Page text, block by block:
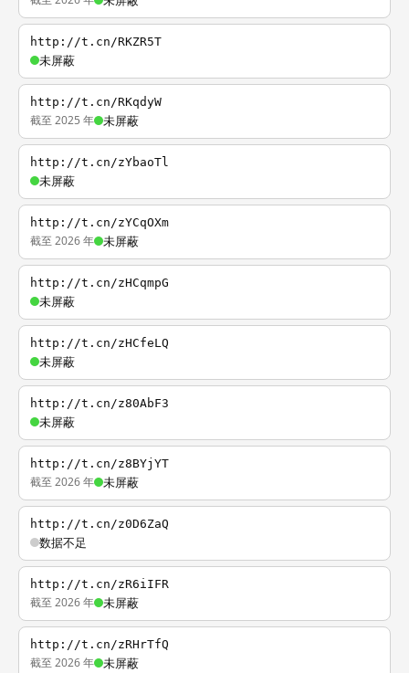
http://t.cn/RKZR5T
未屏蔽
http://t.cn/RKqdyW
截至 2025 年 未屏蔽
http://t.cn/zYbaoTl
未屏蔽
http://t.cn/zYCqOXm
截至 2026 年 未屏蔽
http://t.cn/zHCqmpG
未屏蔽
http://t.cn/zHCfeLQ
未屏蔽
http://t.cn/z80AbF3
未屏蔽
http://t.cn/z8BYjYT
截至 2026 年 未屏蔽
http://t.cn/z0D6ZaQ
数据不足
http://t.cn/zR6iIFR
截至 2026 年 未屏蔽
http://t.cn/zRHrTfQ
截至 2026 年 未屏蔽